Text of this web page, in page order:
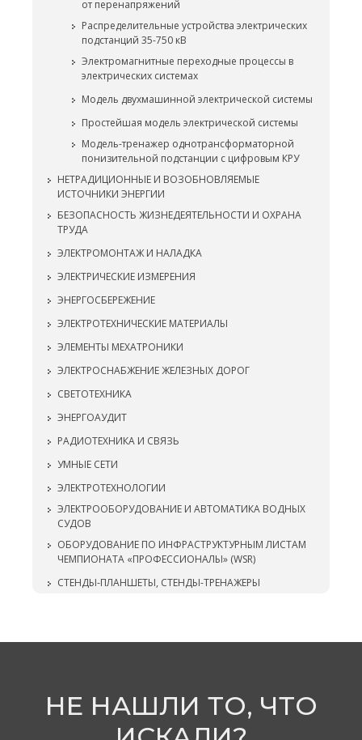
от перенапряжений
Распределительные устройства электрических
подстанций 35-750 кВ
Электромагнитные переходные процессы в
электрических системах
Модель двухмашинной электрической системы
Простейшая модель электрической системы
Модель-тренажер однотрансформаторной
понизительной подстанции с цифровым КРУ
НЕТРАДИЦИОННЫЕ И ВОЗОБНОВЛЯЕМЫЕ
ИСТОЧНИКИ ЭНЕРГИИ
БЕЗОПАСНОСТЬ ЖИЗНЕДЕЯТЕЛЬНОСТИ И ОХРАНА
ТРУДА
ЭЛЕКТРОМОНТАЖ И НАЛАДКА
ЭЛЕКТРИЧЕСКИЕ ИЗМЕРЕНИЯ
ЭНЕРГОСБЕРЕЖЕНИЕ
ЭЛЕКТРОТЕХНИЧЕСКИЕ МАТЕРИАЛЫ
ЭЛЕМЕНТЫ МЕХАТРОНИКИ
ЭЛЕКТРОСНАБЖЕНИЕ ЖЕЛЕЗНЫХ ДОРОГ
СВЕТОТЕХНИКА
ЭНЕРГОАУДИТ
РАДИОТЕХНИКА И СВЯЗЬ
УМНЫЕ СЕТИ
ЭЛЕКТРОТЕХНОЛОГИИ
ЭЛЕКТРООБОРУДОВАНИЕ И АВТОМАТИКА ВОДНЫХ
СУДОВ
ОБОРУДОВАНИЕ ПО ИНФРАСТРУКТУРНЫМ ЛИСТАМ
ЧЕМПИОНАТА «ПРОФЕССИОНАЛЫ» (WSR)
СТЕНДЫ-ПЛАНШЕТЫ, СТЕНДЫ-ТРЕНАЖЕРЫ
НЕ НАШЛИ ТО, ЧТО